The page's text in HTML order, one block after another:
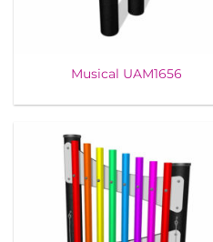
Musical UAM1656